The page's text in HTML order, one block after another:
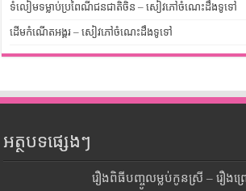
ទំលៀមទម្លាប់ប្រពៃណីជនជាតិចិន – សៀវភៅចំណេះដឹងទូទៅ
ដើមកំណើតអង្គរ – សៀវភៅចំណេះដឹងទូទៅ
អត្ថបទផ្សេងៗ
រឿងពិធីបញ្ចូលម្លប់កូនស្រី – រឿងព្រេ